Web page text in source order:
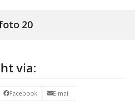
20
via:
Facebook E-mail